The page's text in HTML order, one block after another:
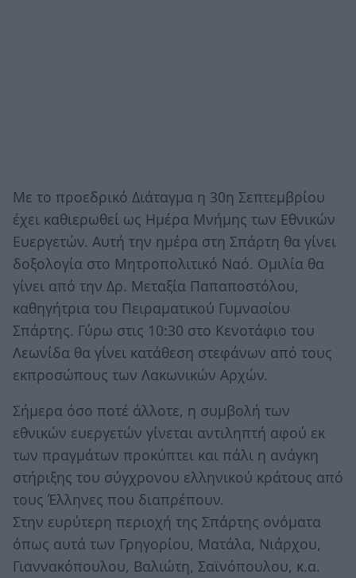
Με το προεδρικό Διάταγμα η 30η Σεπτεμβρίου
έχει καθιερωθεί ως Ημέρα Μνήμης των Εθνικών
Ευεργετών. Αυτή την ημέρα στη Σπάρτη θα γίνει
δοξολογία στο Μητροπολιτικό Ναό. Ομιλία θα
γίνει από την Δρ. Μεταξία Παπαποστόλου,
καθηγήτρια του Πειραματικού Γυμνασίου
Σπάρτης. Γύρω στις 10:30 στο Κενοτάφιο του
Λεωνίδα θα γίνει κατάθεση στεφάνων από τους
εκπροσώπους των Λακωνικών Αρχών.
Σήμερα όσο ποτέ άλλοτε, η συμβολή των
εθνικών ευεργετών γίνεται αντιληπτή αφού εκ
των πραγμάτων προκύπτει και πάλι η ανάγκη
στήριξης του σύγχρονου ελληνικού κράτους από
τους Έλληνες που διαπρέπουν.
Στην ευρύτερη περιοχή της Σπάρτης ονόματα
όπως αυτά των Γρηγορίου, Ματάλα, Νιάρχου,
Γιαννακόπουλου, Βαλιώτη, Σαϊνόπουλου, κ.α.